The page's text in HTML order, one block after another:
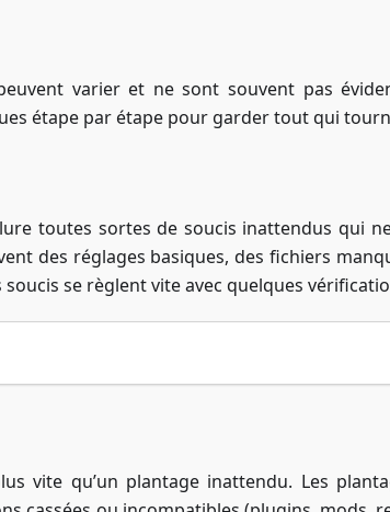
varier et ne sont souvent pas
étape par étape pour garder tout qui
toutes sortes de soucis inattendus qui
des réglages basiques, des fichiers
se règlent vite avec quelques
vite qu’un plantage inattendu. Les